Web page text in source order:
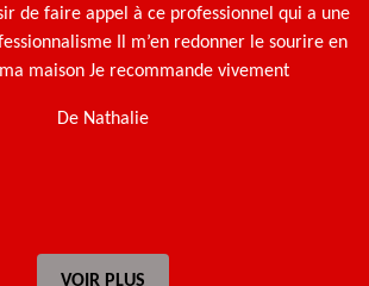
de faire appel à ce professionnel qui a une
Il m’en redonner le sourire en
maison Je recommande vivement
De Nathalie
VOIR PLUS